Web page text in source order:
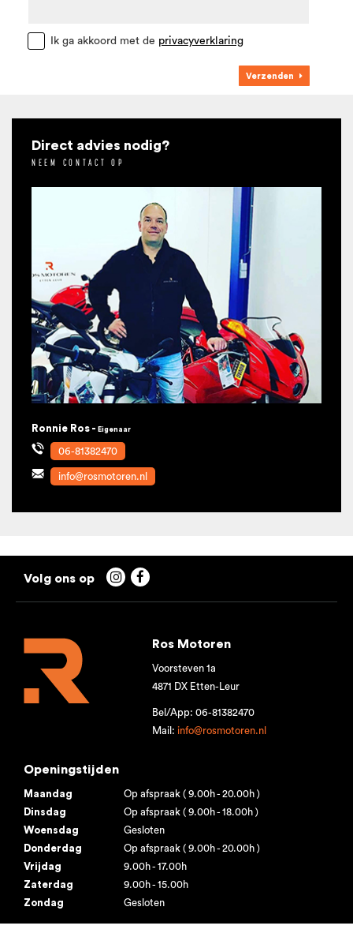
Ik ga akkoord met de privacyverklaring
Verzenden
Direct advies nodig?
NEEM CONTACT OP
Ronnie Ros - Eigenaar
06-81382470
info@rosmotoren.nl
 
Ros Motoren
Voorsteven 1a
4871 DX Etten-Leur
Bel/App: 06-81382470
Mail:info@rosmotoren.nl
Openingstijden
Maandag
Op afspraak ( 9.00h - 20.00h )
Dinsdag
Op afspraak ( 9.00h - 18.00h )
Woensdag
Gesloten
Donderdag
Op afspraak ( 9.00h - 20.00h )
Vrijdag
9.00h - 17.00h
Zaterdag
9.00h - 15.00h
Zondag
Gesloten